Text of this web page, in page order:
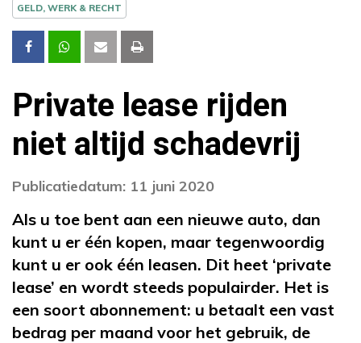
GELD, WERK & RECHT
Private lease rijden
niet altijd schadevrij
Publicatiedatum: 11 juni 2020
Als u toe bent aan een nieuwe auto, dan
kunt u er één kopen, maar tegenwoordig
kunt u er ook één leasen. Dit heet ‘private
lease’ en wordt steeds populairder. Het is
een soort abonnement: u betaalt een vast
bedrag per maand voor het gebruik, de